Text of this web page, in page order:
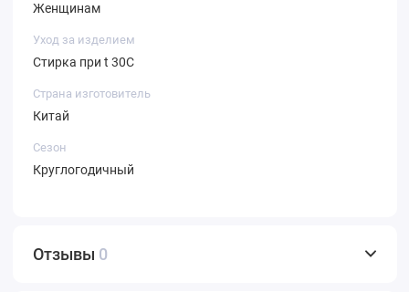
Женщинам
Уход за изделием
Стирка при t 30С
Страна изготовитель
Китай
Сезон
Круглогодичный
Отзывы 0